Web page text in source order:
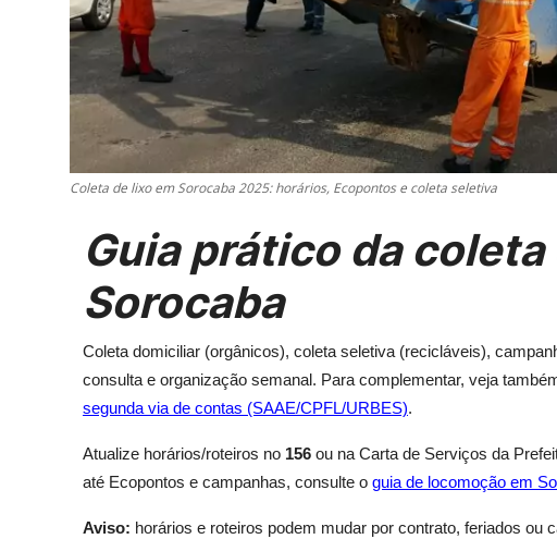
Coleta de lixo em Sorocaba 2025: horários, Ecopontos e coleta seletiva
Guia prático da coleta
Sorocaba
Coleta domiciliar (orgânicos), coleta seletiva (recicláveis),
consulta e organização semanal. Para complementar, veja
segunda via de contas (SAAE/CPFL/URBES).
Atualize horários/roteiros no 156 ou na Carta de Serviços da
até Ecopontos e campanhas, consulte o guia de locomoção em
Aviso: horários e roteiros podem mudar por contrato, feriados ou